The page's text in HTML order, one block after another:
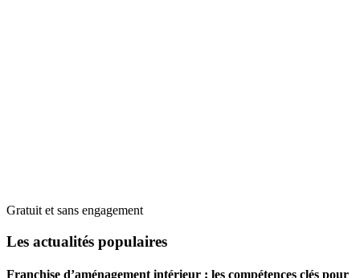
Gratuit et sans engagement
Les actualités populaires
Franchise d’aménagement intérieur : les compétences clés pour